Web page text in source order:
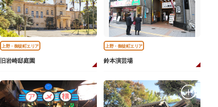
上野・御徒町エリア
旧岩崎邸庭園
上野・御徒町エリア
鈴本演芸場